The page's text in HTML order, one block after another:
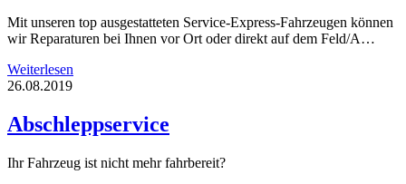
Mit unseren top ausgestatteten Service-Express-Fahrzeugen können
wir Reparaturen bei Ihnen vor Ort oder direkt auf dem Feld/A…
Weiterlesen
26.08.2019
Abschleppservice
Ihr Fahrzeug ist nicht mehr fahrbereit?